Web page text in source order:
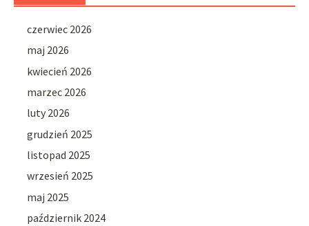
czerwiec 2026
maj 2026
kwiecień 2026
marzec 2026
luty 2026
grudzień 2025
listopad 2025
wrzesień 2025
maj 2025
październik 2024